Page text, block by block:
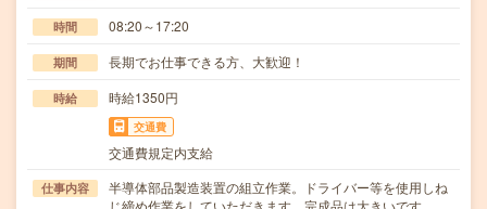
時間 08:20～17:20
期間 長期でお仕事できる方、大歓迎！
時給 時給1350円
交通費
交通費規定内支給
仕事内容
半導体部品製造装置の組立作業。ドライバー等を使用しね
じ締め作業をしていただきます。完成品は大きいです…